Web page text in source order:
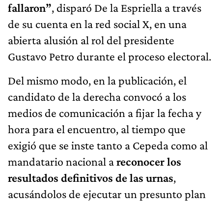
fallaron”, disparó De la Espriella a través
de su cuenta en la red social X, en una
abierta alusión al rol del presidente
Gustavo Petro durante el proceso electoral.
Del mismo modo, en la publicación, el
candidato de la derecha convocó a los
medios de comunicación a fijar la fecha y
hora para el encuentro, al tiempo que
exigió que se inste tanto a Cepeda como al
mandatario nacional areconocer los
resultados definitivos de las urnas,
acusándolos de ejecutar un presunto plan